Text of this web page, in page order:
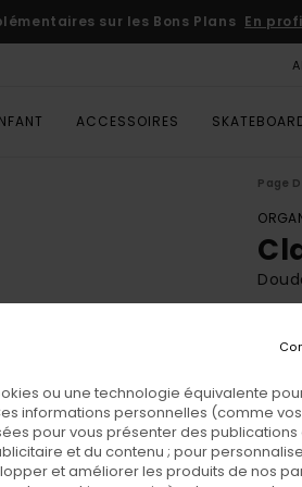
sur les Bons Plans En
ACCESSOIRES
Page
BONS
ou une technologie équivalente
informations personnelles (comme
pour vous présenter des publications
et du contenu ; pour
et améliorer les produits de nos